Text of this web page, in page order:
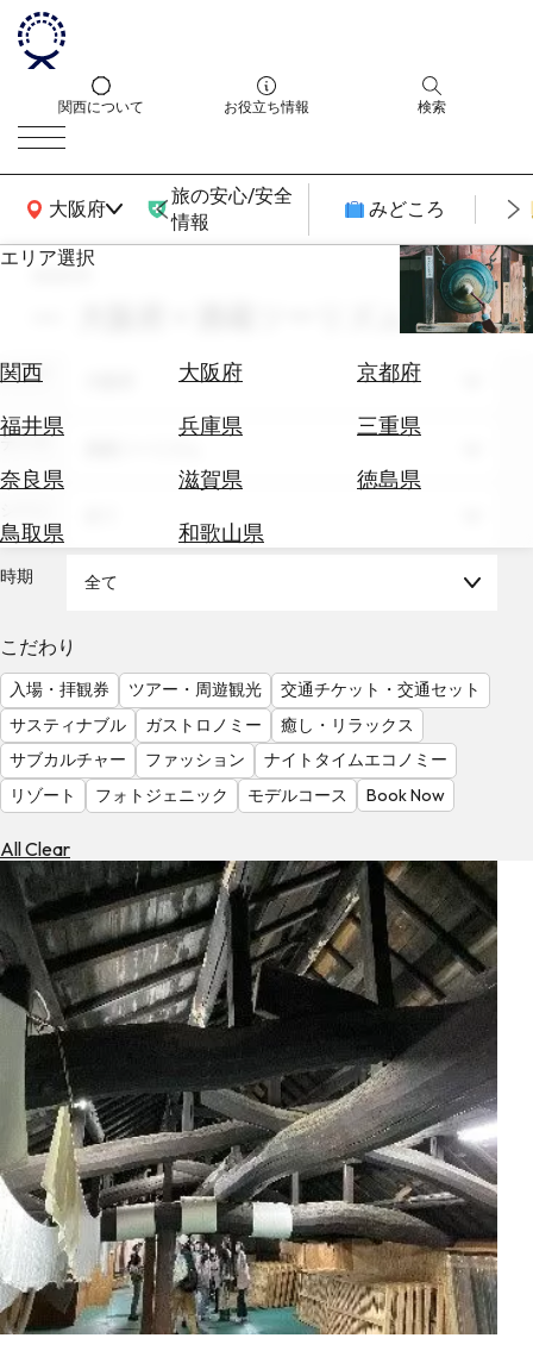
関西について お役立ち情報 検索
大阪府
関西広域MAP
旅の安心/安全
情報
みどころ
エリア選択
関西 大阪府
京都府
福井県
兵庫県
三重県
奈良県
滋賀県
徳島県
鳥取県
和歌山県
エ
券
テ
を
調
べ
る
天
気
を
見
る
search
エリア
テーマ
時期 全て
こだわり
入場・拝観券 ツアー・周遊観光
交通チケット・交通セット
サスティナブル
ガストロノミー
癒し・リラックス
サブカルチャー
ファッション
ナイトタイムエコノミー
リゾート
フォトジェニック モデルコース Book Now
All Clear